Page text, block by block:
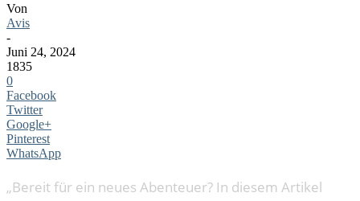
Von
Avis
-
Juni 24, 2024
1835
0
Facebook
Twitter
Google+
Pinterest
WhatsApp
„Bereit für ein neues Abenteuer? In diesem Artikel